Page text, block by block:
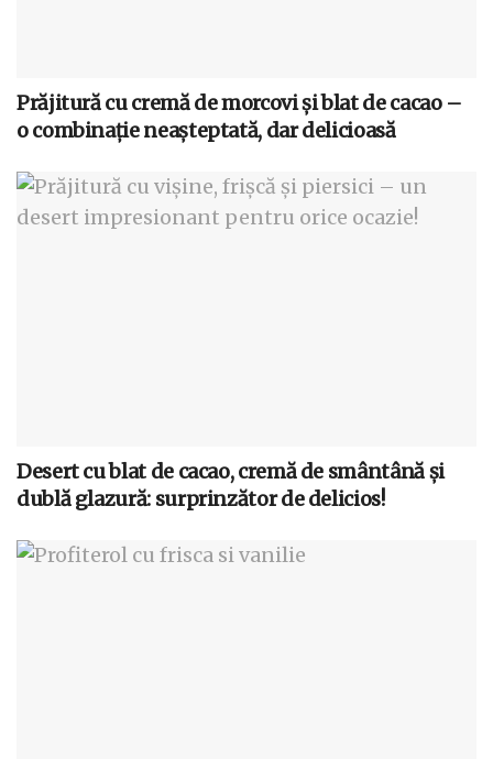
Prăjitură cu cremă de morcovi și blat de cacao –
o combinație neașteptată, dar delicioasă
Desert cu blat de cacao, cremă de smântână și
dublă glazură: surprinzător de delicios!